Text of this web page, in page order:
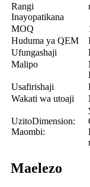
Rangi
Inayopatikana
MOQ
Huduma ya QEM
Ufungashaji
Malipo
Usafirishaji
Wakati wa utoaji
UzitoDimension:
Maombi:
Maelezo